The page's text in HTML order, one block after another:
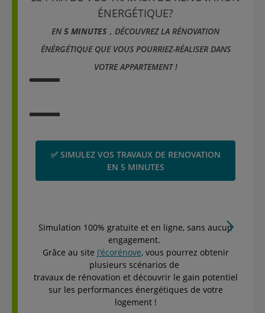
ÉNERGÉTIQUE?
EN 5 MINUTES , DÉCOUVREZ LA RÉNOVATION
ÉNÉRGÉTIQUE QUE VOUS POURRIEZ-RÉALISER DANS
VOTRE APPARTEMENT !
✅ SIMULEZ VOS TRAVAUX DE RENOVATION
EN 5 MINUTES
Simulation 100% gratuite et en ligne, sans aucun
engagement.
Grâce au site J'écorénove, vous pourrez obtenir
plusieurs scénarios de
travaux de rénovation et découvrir le gain potentiel
sur les performances énergétiques de votre
logement !